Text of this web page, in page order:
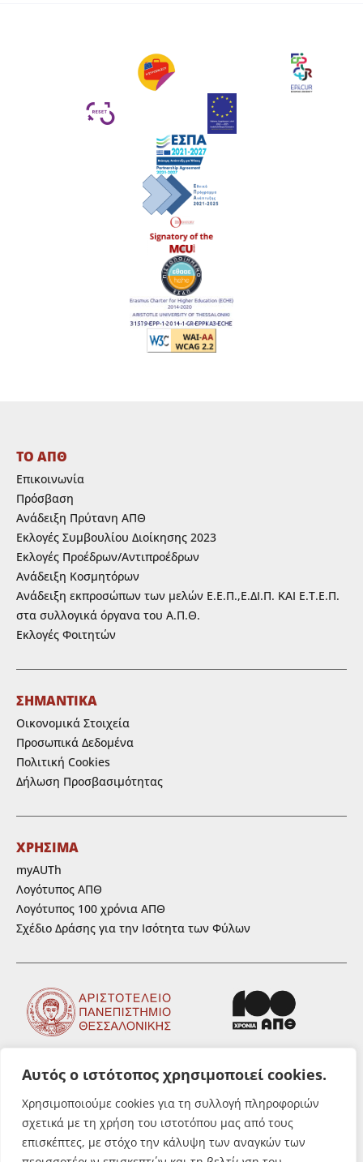
Αυτός ο ιστότοπος χρησιμοποιεί cookies.
Χρησιμοποιούμε cookies για τη συλλογή πληροφοριών
σχετικά με τη χρήση του ιστοτόπου μας από τους
επισκέπτες, με στόχο την κάλυψη των αναγκών των
ΤΟ ΑΠΘ
Επικοινωνία
Πρόσβαση
Ανάδειξη Πρύτανη ΑΠΘ
Εκλογές Συμβουλίου Διοίκησης 2023
Εκλογές Προέδρων/Αντιπροέδρων
Ανάδειξη Κοσμητόρων
Ανάδειξη εκπροσώπων των μελών Ε.Ε.Π.,Ε.ΔΙ.Π. ΚΑΙ Ε.Τ.Ε.Π.
στα συλλογικά όργανα του Α.Π.Θ.
Εκλογές Φοιτητών
ΣΗΜΑΝΤΙΚΑ
Οικονομικά Στοιχεία
Προσωπικά Δεδομένα
Πολιτική Cookies
Δήλωση Προσβασιμότητας
ΧΡΗΣΙΜΑ
myAUTh
Λογότυπος ΑΠΘ
Λογότυπος 100 χρόνια ΑΠΘ
Σχέδιο Δράσης για την Ισότητα των Φύλων